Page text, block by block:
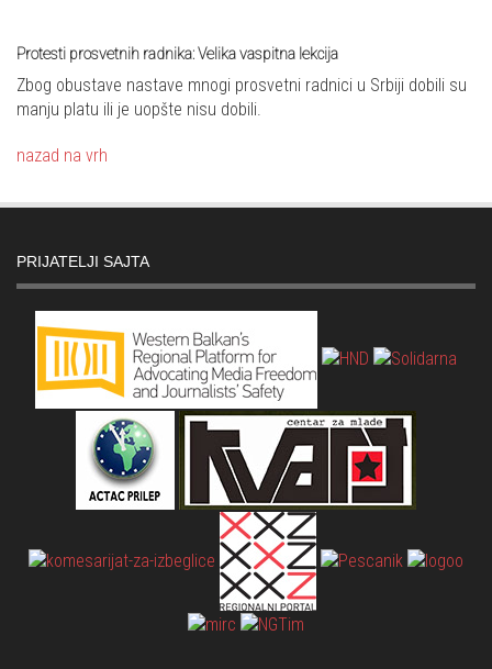
Protesti prosvetnih radnika: Velika vaspitna lekcija
Zbog obustave nastave mnogi prosvetni radnici u Srbiji dobili su
manju platu ili je uopšte nisu dobili.
nazad na vrh
PRIJATELJI SAJTA